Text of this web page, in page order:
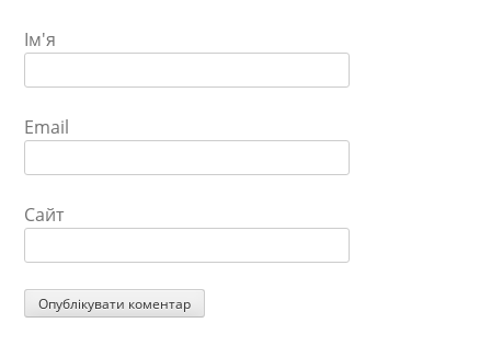
Ім'я
Email
Сайт